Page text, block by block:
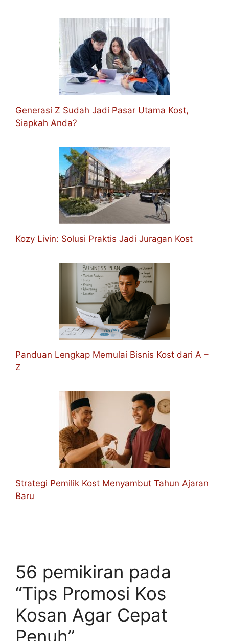
Generasi Z Sudah Jadi Pasar Utama Kost,
Siapkah Anda?
Kozy Livin: Solusi Praktis Jadi Juragan Kost
Panduan Lengkap Memulai Bisnis Kost dari A –
Z
Strategi Pemilik Kost Menyambut Tahun Ajaran
Baru
56 pemikiran pada
“Tips Promosi Kos
Kosan Agar Cepat
Penuh”